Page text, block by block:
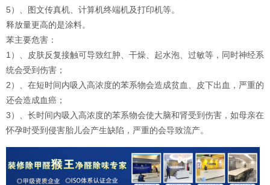
5）、图文传真机、计算机终端机及打印机等。
释放量更高的是涂料。
苯主要危害：
1）、皮肤反复接触可导致红肿、干燥、起水泡、过敏等，同时神经系
统会受到伤害；
2）、在短时间内吸入高浓度的苯系物会造成贫血、皮下出血，严重的
还会造成血癌；
3）、长时间内吸入高浓度的苯系物会使大脑和肾受到伤害，如母亲在
怀孕时受到侵害胎儿会产生缺陷，严重的会导致流产。